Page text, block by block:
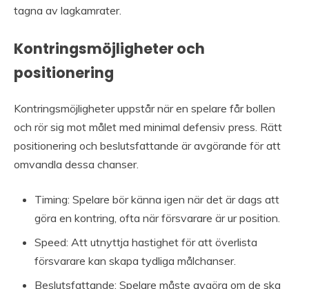
tagna av lagkamrater.
Kontringsmöjligheter och
positionering
Kontringsmöjligheter uppstår när en spelare får bollen
och rör sig mot målet med minimal defensiv press. Rätt
positionering och beslutsfattande är avgörande för att
omvandla dessa chanser.
Timing: Spelare bör känna igen när det är dags att
göra en kontring, ofta när försvarare är ur position.
Speed: Att utnyttja hastighet för att överlista
försvarare kan skapa tydliga målchanser.
Beslutsfattande: Spelare måste avgöra om de ska